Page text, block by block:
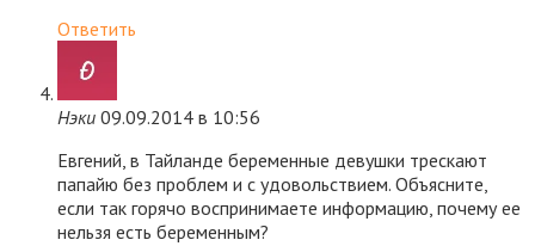
Ответить
Нэки 09.09.2014 в 10:56
Евгений, в Тайланде беременные девушки трескают
папайю без проблем и с удовольствием. Объясните,
если так горячо воспринимаете информацию, почему ее
нельзя есть беременным?